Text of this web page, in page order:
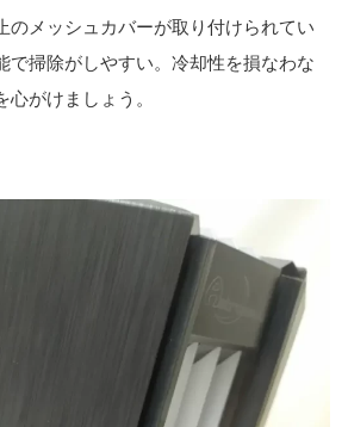
のメッシュカバーが取り付けられてい
で掃除がしやすい。冷却性を損なわな
がけましょう。